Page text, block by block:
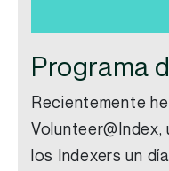
Programa
Recientemente
Volunteer@Index,
los
Indexers un